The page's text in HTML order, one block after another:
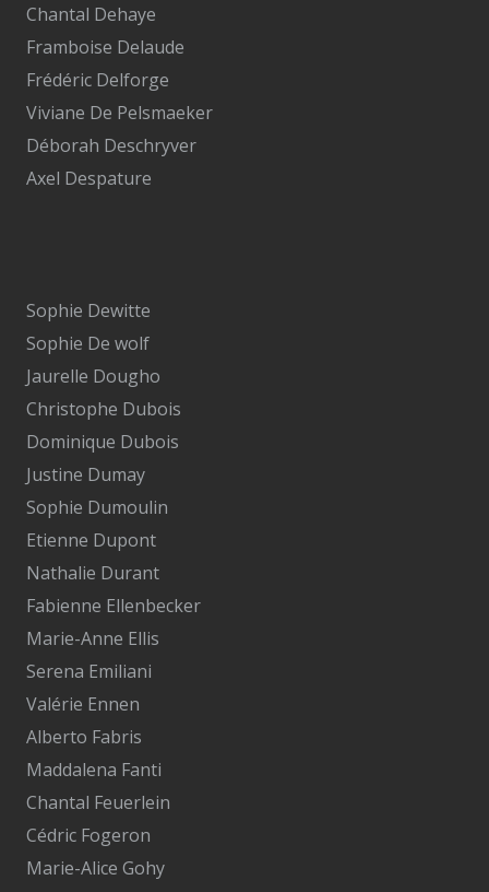
Chantal Dehaye
Framboise Delaude
Frédéric Delforge
Viviane De Pelsmaeker
Déborah Deschryver
Axel Despature
Sophie Dewitte
Sophie De wolf
Jaurelle Dougho
Christophe Dubois
Dominique Dubois
Justine Dumay
Sophie Dumoulin
Etienne Dupont
Nathalie Durant
Fabienne Ellenbecker
Marie-Anne Ellis
Serena Emiliani
Valérie Ennen
Alberto Fabris
Maddalena Fanti
Chantal Feuerlein
Cédric Fogeron
Marie-Alice Gohy